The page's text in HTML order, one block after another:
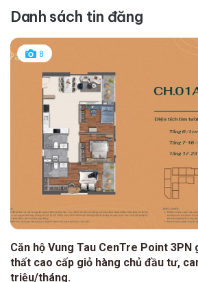
Danh sách tin đăng
8
Căn hộ Vung Tau CenTre Point
thất cao cấp giỏ hàng chủ đầu tư,
triệu/tháng.